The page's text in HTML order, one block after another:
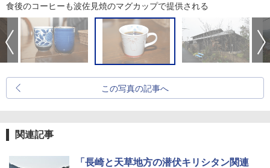
食後のコーヒーも波佐見焼のマグカップで提供される
この写真の記事へ
関連記事
「長崎と天草地方の潜伏キリシタン関連